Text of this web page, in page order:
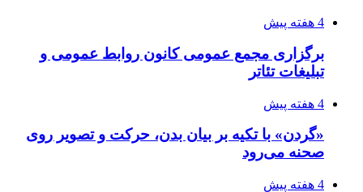
4 هفته پیش
برگزاری مجمع عمومی کانون روابط عمومی و
تبلیغات تئاتر
4 هفته پیش
«گردن» با تکیه بر بیان بدن، حرکت و تصویر روی
صحنه می‌رود
4 هفته پیش